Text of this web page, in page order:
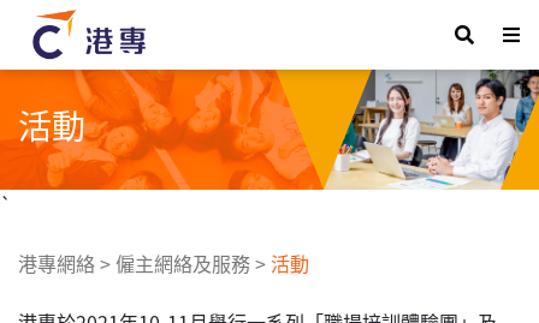
活動
`
港專網絡>僱主網絡及服務>活動